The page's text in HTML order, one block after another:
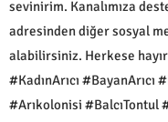
sevinirim. Kanalımıza
adresinden diğer sosyal
alabilirsiniz. Herkese
#KadınArıcı #BayanArıcı
#Arıkolonisi #BalcıTontul